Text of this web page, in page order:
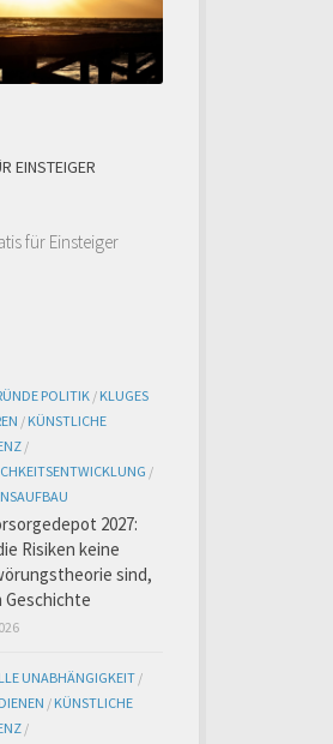
EINSTEIGER
POLITIK/ KLUGES
/ KÜNSTLICHE
/
/
2027:
Risiken keine
sind,
Geschichte
UNABHÄNGIGKEIT /
/ KÜNSTLICHE
/